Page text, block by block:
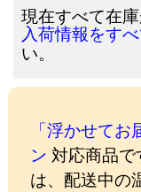
現在すべて在庫
入荷情報をす
い。
「浮かせて
ン 対応商品
は、配送中の